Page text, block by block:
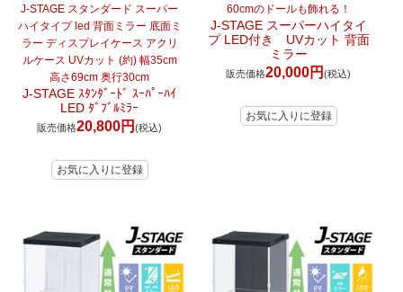
J-STAGE スタンダード スーパー
ハイタイプ led 背面ミラー 底面ミ
ラー ディスプレイケース アクリ
ルケース UVカット (約) 幅35cm
高さ69cm 奥行30cm
J-STAGE ｽﾀﾝﾀﾞｰﾄﾞ ｽｰﾊﾟｰﾊｲ
LED ﾀﾞﾌﾞﾙﾐﾗｰ
販売価格20,800円(税込)
60cmのドールも飾れる！
J-STAGE スーパーハイタイ
プ LED付き UVカット 背面
ミラー
販売価格20,000円(税込)